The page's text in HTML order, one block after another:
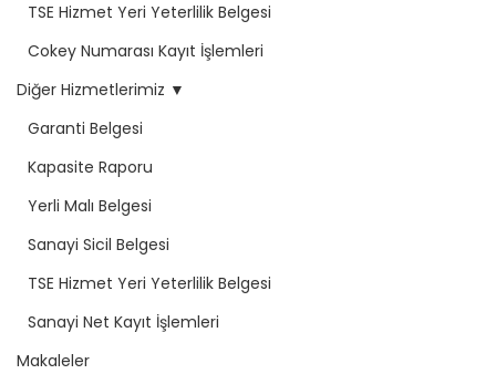
TSE Hizmet Yeri Yeterlilik Belgesi
Cokey Numarası Kayıt İşlemleri
Diğer Hizmetlerimiz ▼
Garanti Belgesi
Kapasite Raporu
Yerli Malı Belgesi
Sanayi Sicil Belgesi
TSE Hizmet Yeri Yeterlilik Belgesi
Sanayi Net Kayıt İşlemleri
Makaleler